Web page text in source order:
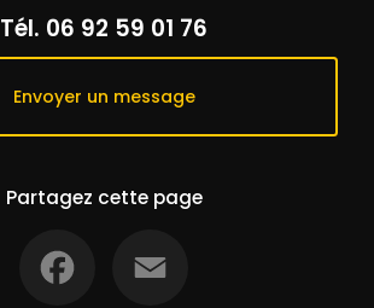
Tél. 06 92 59 01 76
Envoyer un message
Partagez cette page